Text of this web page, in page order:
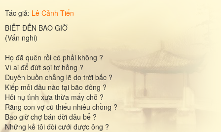
Tác giả: Lê Cảnh Tiến
BIẾT ĐẾN BAO GIỜ
(Vấn nghi)
Họ đã quên rồi có phải không ?
Vì ai để đứt sợi tơ hồng ?
Duyên buồn chẳng lẽ do trời bấc ?
Kiếp mỏi đâu nào tại bão đông ?
Hỏi nụ tình xưa thừa mấy chỗ ?
Rằng con vợ cũ thiếu nhiêu chồng ?
Bao giờ chợ bán đời dâu bể ?
Những kẻ tôi đòi cưới được ông ?